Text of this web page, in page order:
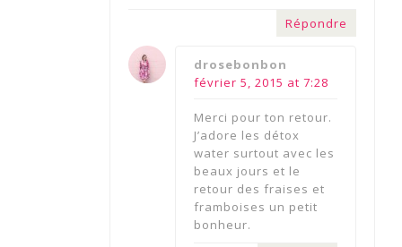
Répondre
drosebonbon
février 5, 2015 at 7:28
Merci pour ton retour.
J’adore les détox
water surtout avec les
beaux jours et le
retour des fraises et
framboises un petit
bonheur.